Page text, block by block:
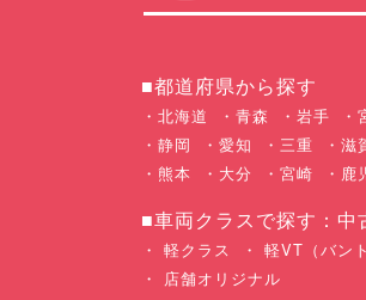
■都道府県から探す
北海道 青森 岩手
静岡
愛知 三重 滋
熊本
大分 宮崎 鹿
■車両クラスで探す：中
軽クラス 軽VT（バン
店舗オリジナル